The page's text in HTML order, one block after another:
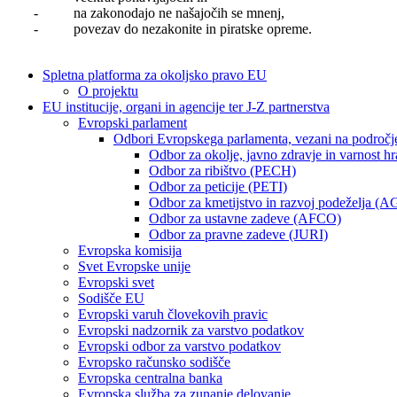
- na zakonodajo ne našajočih se mnenj,
- povezav do nezakonite in piratske opreme.
Spletna platforma za okoljsko pravo EU
O projektu
EU institucije, organi in agencije ter J-Z partnerstva
Evropski parlament
Odbori Evropskega parlamenta, vezani na
Odbor za okolje, javno zdravje in varnost
Odbor za ribištvo (PECH)
Odbor za peticije (PETI)
Odbor za kmetijstvo in razvoj podeželja
Odbor za ustavne zadeve (AFCO)
Odbor za pravne zadeve (JURI)
Evropska komisija
Svet Evropske unije
Evropski svet
Sodišče EU
Evropski varuh človekovih pravic
Evropski nadzornik za varstvo podatkov
Evropski odbor za varstvo podatkov
Evropsko računsko sodišče
Evropska centralna banka